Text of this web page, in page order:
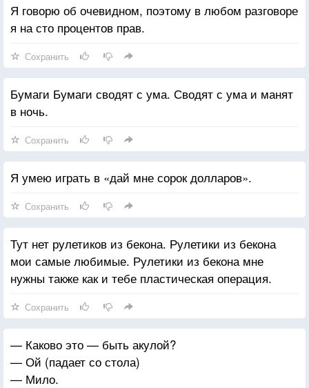
Я говорю об очевидном, поэтому в любом разговоре
я на сто процентов прав.
Сохранить
Бумаги Бумаги сводят с ума. Сводят с ума и манят
в ночь.
Сохранить
Я умею играть в «дай мне сорок долларов».
Сохранить
Тут нет рулетиков из бекона. Рулетики из бекона
мои самые любимые. Рулетики из бекона мне
нужны также как и тебе пластическая операция.
Сохранить
— Каково это — быть акулой?
— Ой (падает со стола)
— Мило.